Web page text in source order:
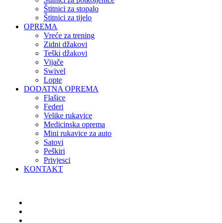
Štitnici za stopalo
Štitnici za tijelo
OPREMA
Vreće za trening
Zidni džakovi
Teški džakovi
Vijače
Swivel
Lopte
DODATNA OPREMA
Flašice
Federi
Velike rukavice
Medicinska oprema
Mini rukavice za auto
Satovi
Peškiri
Privjesci
KONTAKT